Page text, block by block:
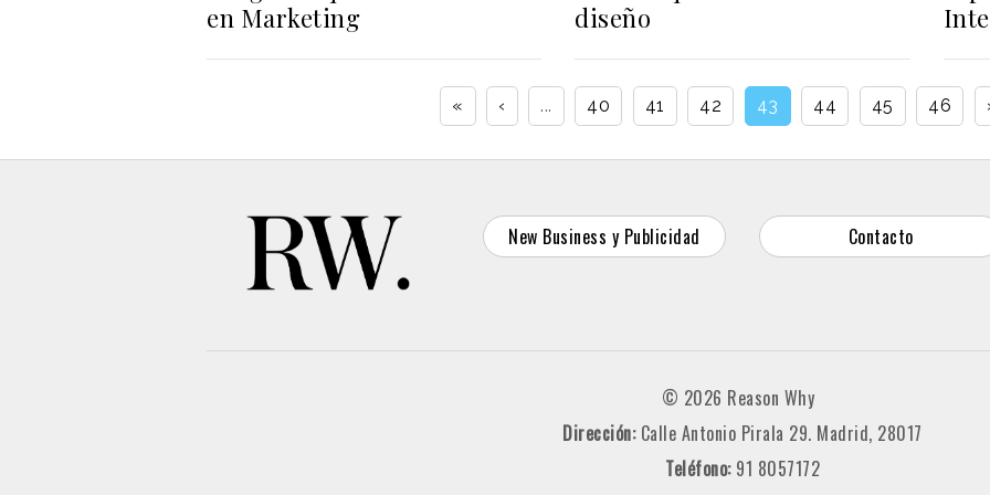
en Marketing
diseño
« ‹ ... 40 41 42 43 44 45 46
New Business y Publicidad Contacto
© 2026 Reason Why
Dirección: Calle Antonio Pirala 29. Madrid, 28017
Teléfono: 91 8057172